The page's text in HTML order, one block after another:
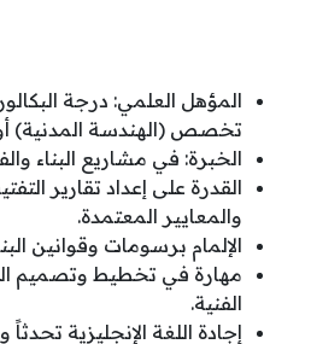
المؤهل العلمي: درجة
تخصص (الهندسة المدنية) أو
الخبرة: في مشاريع البناء
القدرة على إعداد تقارير
والمعايير المعتمدة.
الإلمام برسومات وقوانين
مهارة في تخطيط وتصميم
الفنية.
إجادة اللغة الإنجليزية تحدثاً